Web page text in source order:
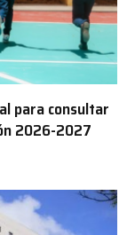
para consultar
2026-2027